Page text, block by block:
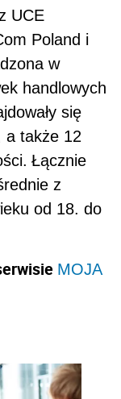
UCE
Poland i
w
handlowych
się
a także 12
Łącznie
z
od 18. do
MOJA